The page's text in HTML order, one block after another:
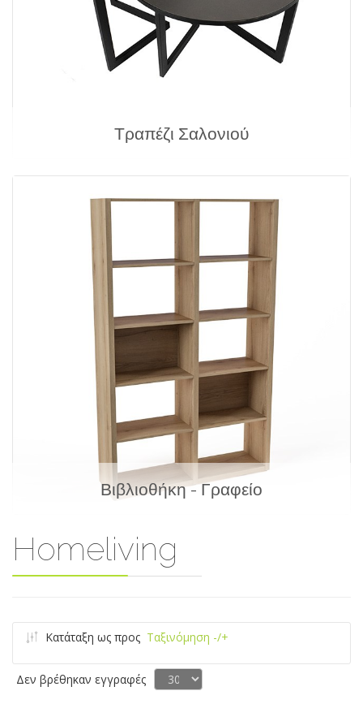
Τραπέζι Σαλονιού
Βιβλιοθήκη - Γραφείο
Homeliving
Κατάταξη ως προς Ταξινόμηση -/+
Δεν βρέθηκαν εγγραφές